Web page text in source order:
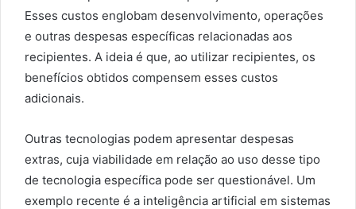
Esses custos englobam desenvolvimento, operações
e outras despesas específicas relacionadas aos
recipientes. A ideia é que, ao utilizar recipientes, os
benefícios obtidos compensem esses custos
adicionais.
Outras tecnologias podem apresentar despesas
extras, cuja viabilidade em relação ao uso desse tipo
de tecnologia específica pode ser questionável. Um
exemplo recente é a inteligência artificial em sistemas